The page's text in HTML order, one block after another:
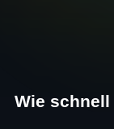
Wie